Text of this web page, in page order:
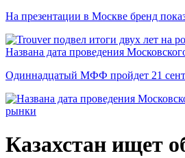
На презентации в Москве бренд
Названа дата проведения
Одиннадцатый МФФ пройдет 21
рынки
Казахстан ищет